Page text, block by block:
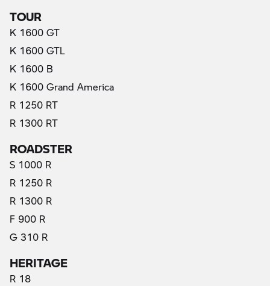
TOUR
K 1600 GT
K 1600 GTL
K 1600 B
K 1600 Grand America
R 1250 RT
R 1300 RT
ROADSTER
S 1000 R
R 1250 R
R 1300 R
F 900 R
G 310 R
HERITAGE
R 18